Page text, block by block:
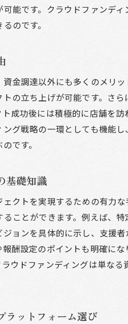
得られるクラウドファンディ
必見クラウドファンディング
ロジェクト計画の立て方
際立たせるストーリー作りのコ
設計で支援者を魅了するテクニ
ファンディングキャンペーンの
後のアフターケアと次のステッ
ンディングで実現する美容室の
内装リニューアルプロジェクト
ンドリーな美容室を目指すプ
ュニティ貢献型プロジェクト
成プログラムのための資金調
向上のためのサービス改善プロ
ストーリーテリングでプロジェ
能です。クラウドファンデ
のです。
金調達以外にも多くのメリ
の立ち上げが可能です。さ
成功後には積極的に店舗を
グ戦略の一環としても機能
です。
基礎知識
クトを実現するための有力
ことができます。例えば、
ョンを具体的に示し、支援
酬設定のポイントも明確に
ウドファンディングは単な
ラットフォーム選び